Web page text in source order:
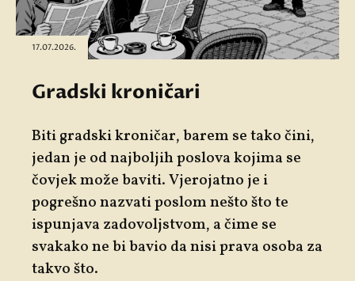
17.07.2026.
Gradski kroničari
Biti gradski kroničar, barem se tako čini,
jedan je od najboljih poslova kojima se
čovjek može baviti. Vjerojatno je i
pogrešno nazvati poslom nešto što te
ispunjava zadovoljstvom, a čime se
svakako ne bi bavio da nisi prava osoba za
takvo što.